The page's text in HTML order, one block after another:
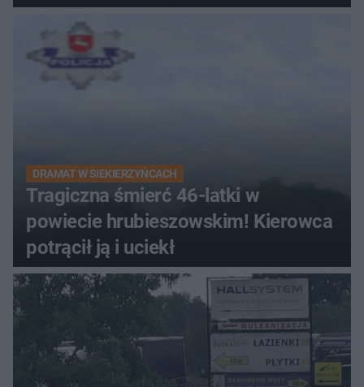
DRAMAT W SIEKIERZYŃCACH
Tragiczna śmierć 46-latki w
powiecie hrubieszowskim! Kierowca
potrącił ją i uciekł